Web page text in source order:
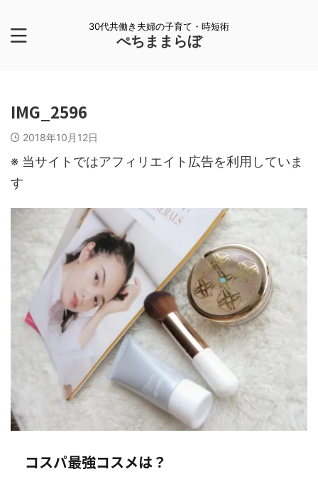
30代共働き夫婦の子育て・時短術
ぺちままらぼ
IMG_2596
2018年10月12日
※ 当サイトではアフィリエイト広告を利用していま
す
コスパ最強コスメは？